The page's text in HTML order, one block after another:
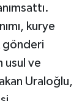
kurye
gönderi
usul ve
Uraloğlu,